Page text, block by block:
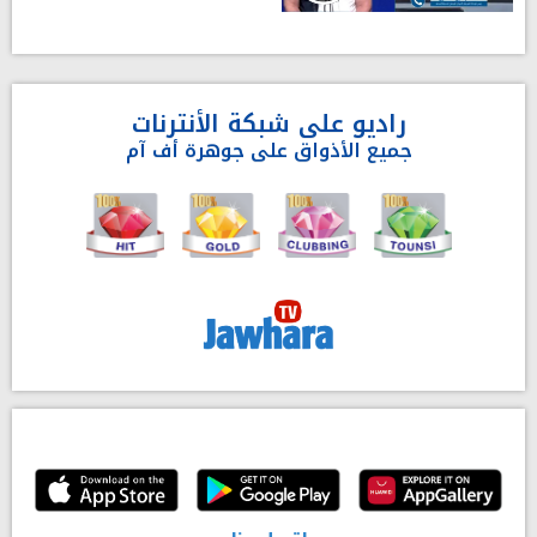
راديو على شبكة الأنترنات
جميع الأذواق على جوهرة أف آم